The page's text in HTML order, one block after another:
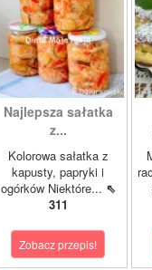
Najlepsza sałatka
z...
Kolorowa sałatka z
kapusty, papryki i
ogórków Niektóre... ⇖
311
Zobacz przepis!